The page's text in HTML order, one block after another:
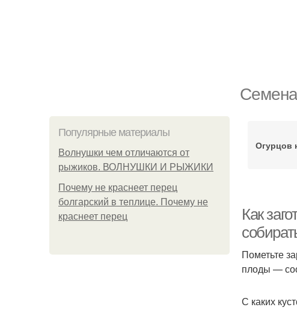
Популярные материалы
Волнушки чем отличаются от
рыжиков. ВОЛНУШКИ И РЫЖИКИ
Почему не краснеет перец
болгарский в теплице. Почему не
краснеет перец
Огурцов
Как
Пометьте
плоды —
С каких